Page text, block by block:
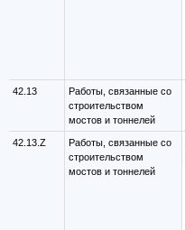
42.13
Работы, связанные со
строительством
мостов и тоннелей
42.13.Z
Работы, связанные со
строительством
мостов и тоннелей